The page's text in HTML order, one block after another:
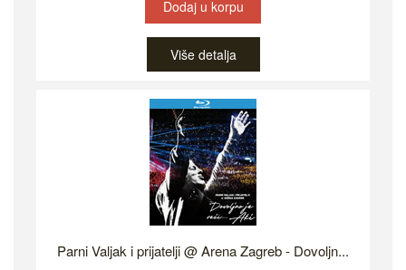
Dodaj u korpu
Više detalja
Parni Valjak i prijatelji @ Arena Zagreb - Dovoljn...